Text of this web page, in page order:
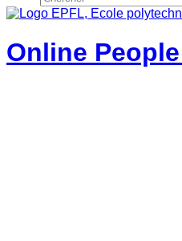
Online